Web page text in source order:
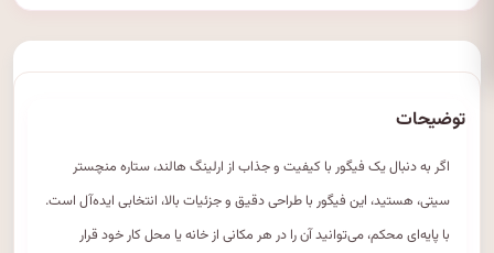
توضیحات
اگر به دنبال یک فیگور با کیفیت و جذاب از ارلینگ هالند، ستاره منچستر
سیتی، هستید، این فیگور با طراحی دقیق و جزئیات بالا، انتخابی ایده‌آل است.
با پایه‌ای محکم، می‌توانید آن را در هر مکانی از خانه یا محل کار خود قرار